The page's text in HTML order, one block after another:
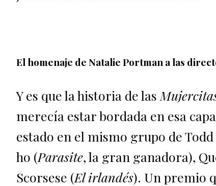
El homenaje de Natalie Portman a las
Y es que la historia de las
merecía estar bordada en esa
estado en el mismo grupo de
ho (Parasite, la gran ganadora),
Scorsese (El irlandés). Un premio